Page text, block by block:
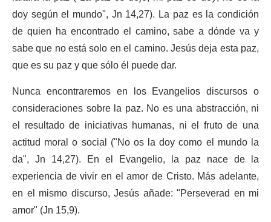
doy según el mundo", Jn 14,27). La paz es la condición
de quien ha encontrado el camino, sabe a dónde va y
sabe que no está solo en el camino. Jesús deja esta paz,
que es su paz y que sólo él puede dar.
Nunca encontraremos en los Evangelios discursos o
consideraciones sobre la paz. No es una abstracción, ni
el resultado de iniciativas humanas, ni el fruto de una
actitud moral o social ("No os la doy como el mundo la
da", Jn 14,27). En el Evangelio, la paz nace de la
experiencia de vivir en el amor de Cristo. Más adelante,
en el mismo discurso, Jesús añade: "Perseverad en mi
amor" (Jn 15,9).